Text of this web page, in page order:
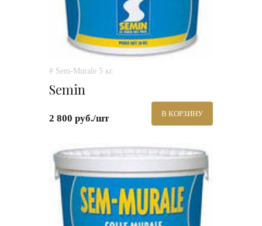
# Sem-Murale 5 кг.
Semin
2 800 руб./шт В КОРЗИНУ